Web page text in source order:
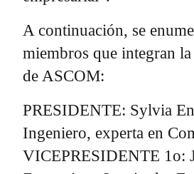
A continuación, se
miembros que integran
de ASCOM:
PRESIDENTE: Sylvia
Ingeniero, experta en
VICEPRESIDENTE 1o: